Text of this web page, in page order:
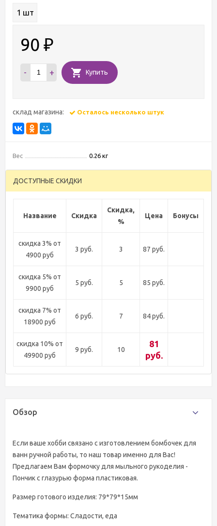
1 шт
90 ₽
- + Купить
склад магазина: Осталось несколько штук
Вес 0.26 кг
ДОСТУПНЫЕ СКИДКИ
Название Скидка
Скидка,
%
Цена Бонусы
скидка 3% от
4900 руб
3 руб. 3 87 руб.
скидка 5% от
9900 руб
5 руб. 5 85 руб.
скидка 7% от
18900 руб
6 руб. 7 84 руб.
скидка 10% от
49900 руб
9 руб. 10
81
руб.
Обзор
Если ваше хобби связано с изготовлением бомбочек для
ванн ручной работы, то наш товар именно для Вас!
Предлагаем Вам формочку для мыльного рукоделия -
Пончик с глазурью форма пластиковая.
Размер готового изделия: 79*79*15мм
Тематика формы: Сладости, еда